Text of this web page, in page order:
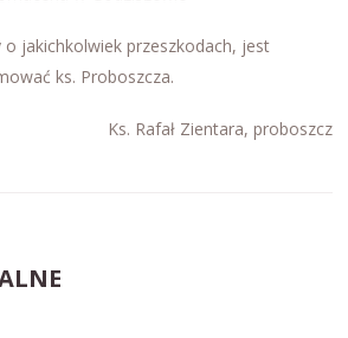
o jakichkolwiek przeszkodach, jest
ks. Proboszcza.
Ks. Rafał Zientara, proboszcz